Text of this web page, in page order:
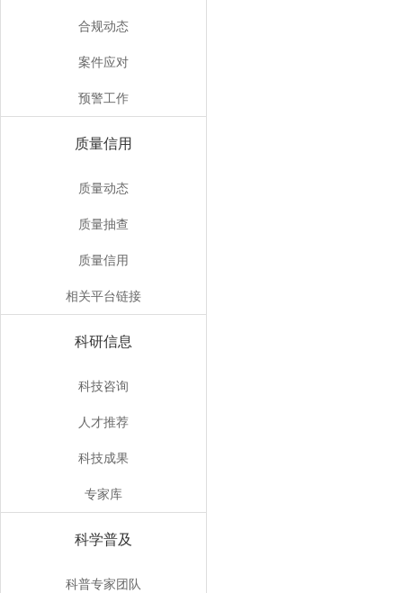
合规动态
案件应对
预警工作
质量信用
质量动态
质量抽查
质量信用
相关平台链接
科研信息
科技咨询
人才推荐
科技成果
专家库
科学普及
科普专家团队